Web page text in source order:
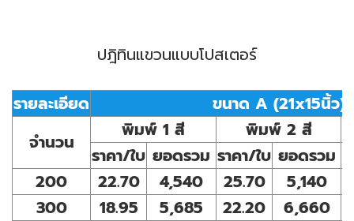
ปฎิทินแขวนแบบโปสเตอร์
รายละเอียด
ขนาด A (21x15นิ้ว)
จำนวน
พิมพ์ 1 สี
พิมพ์ 2 สี
ราคา/ใบ ยอดรวม ราคา/ใบ ยอดรวม
200
22.70 4,540 25.70
5,140
300
18.95 5,685 22.20
6,660